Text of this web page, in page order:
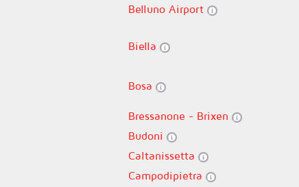
Belluno Airport
Biella
Bosa
Bressanone - Brixen
Budoni
Caltanissetta
Campodipietra